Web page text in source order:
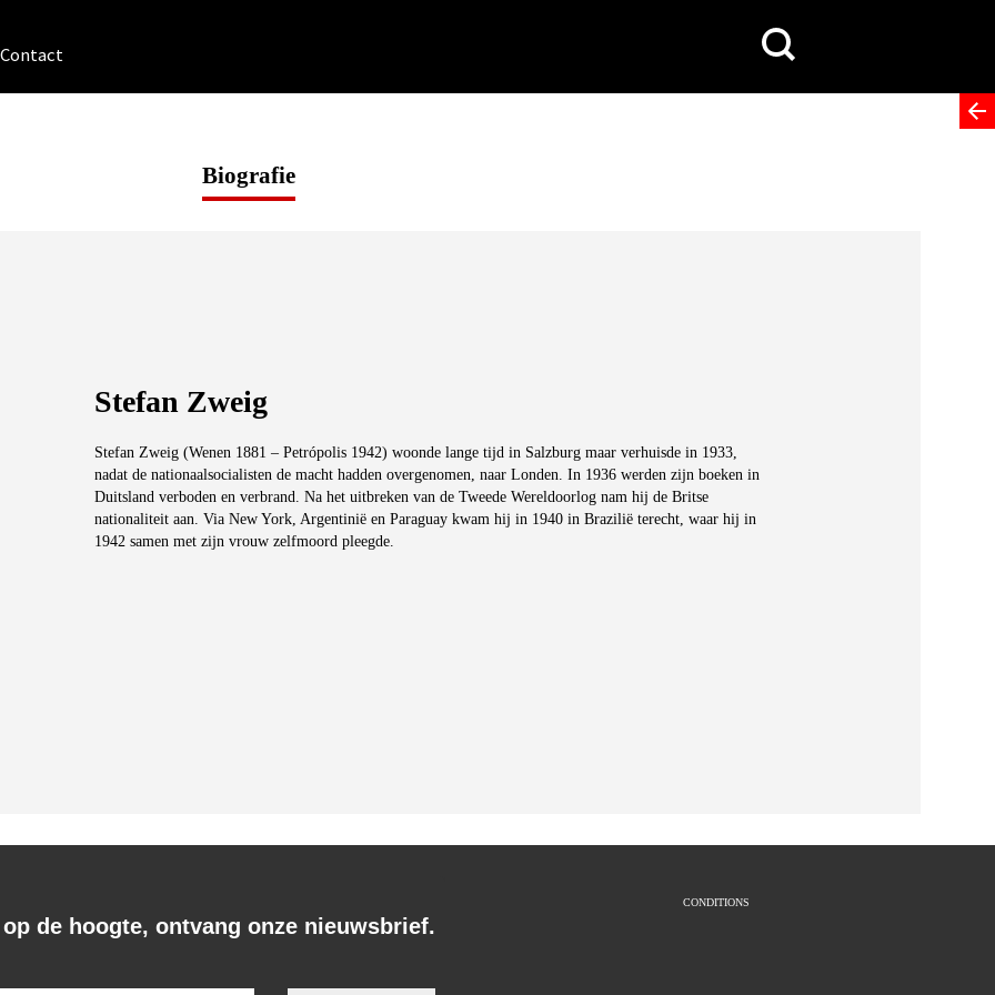
Contact
Search
for:
Biografie
Stefan Zweig
Stefan Zweig (Wenen 1881 – Petrópolis 1942) woonde lange tijd in Salzburg maar verhuisde in 1933,
nadat de nationaalsocialisten de macht hadden overgenomen, naar Londen. In 1936 werden zijn boeken in
Duitsland verboden en verbrand. Na het uitbreken van de Tweede Wereldoorlog nam hij de Britse
nationaliteit aan. Via New York, Argentinië en Paraguay kwam hij in 1940 in Brazilië terecht, waar hij in
1942 samen met zijn vrouw zelfmoord pleegde.
de hoogte, ontvang onze nieuwsbrief.
CONDITIONS